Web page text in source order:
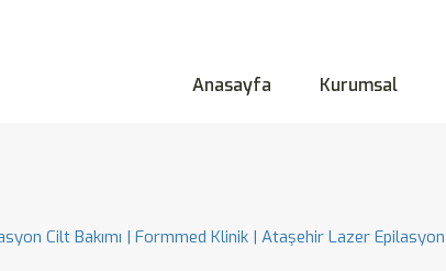
Anasayfa Kurumsal
Cilt Bakımı | Formmed Klinik | Ataşehir Lazer Epilasyon